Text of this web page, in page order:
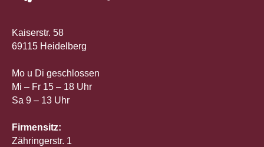
Kaiserstr. 58
69115 Heidelberg
Mo u Di geschlossen
Mi – Fr 15 – 18 Uhr
Sa 9 – 13 Uhr
Firmensitz:
Zähringerstr. 1